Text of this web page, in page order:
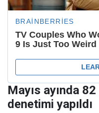
Mayıs ayında
denetimi yapıldı